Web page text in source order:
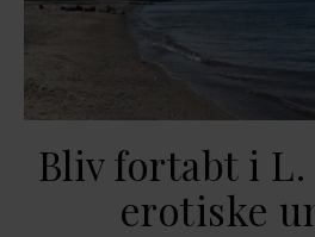
Bliv fortabt i L.
erotiske